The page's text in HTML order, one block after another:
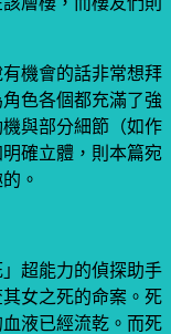
機會的話非常想拜
色各個都充滿了強
與部分細節（如作
確立體，則本篇宛
。
超能力的偵探助手
女之死的命案。死
液已經流乾。而死